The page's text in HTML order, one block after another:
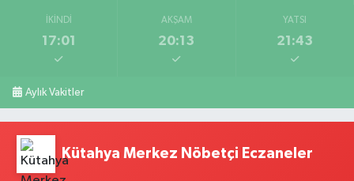
İKINDI
17:01
AKŞAM
20:13
YATSI
21:43
Aylık Vakitler
Kütahya Merkez Nöbetçi Eczaneler